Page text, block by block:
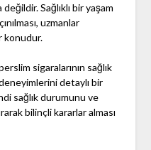
Sağlıklı bir yaşam
uzmanlar
konudur.
sigaralarının sağlık
detaylı bir
sağlık durumunu ve
bilinçli kararlar alması